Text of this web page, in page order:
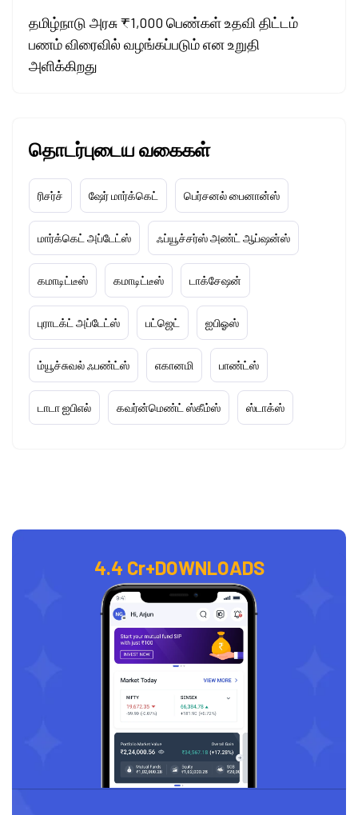
தமிழ்நாடு அரசு ₹1,000 பெண்கள் உதவி திட்டம்
பணம் விரைவில் வழங்கப்படும் என உறுதி
அளிக்கிறது
தொடர்புடைய வகைகள்
ரிசர்ச் ஷேர் மார்க்கெட் பெர்சனல் பைனான்ஸ்
மார்க்கெட் அப்டேட்ஸ் ஃப்யூச்சர்ஸ் அண்ட் ஆப்ஷன்ஸ்
கமாடிட்டீஸ் கமாடிட்டீஸ் டாக்சேஷன்
புராடக்ட் அப்டேட்ஸ் பட்ஜெட் ஐபிஓஸ்
ம்யூச்சுவல் ஃபண்ட்ஸ் எகானமி பாண்ட்ஸ்
டாடா ஐபிஎல் கவர்ன்மெண்ட் ஸ்கீம்ஸ் ஸ்டாக்ஸ்
4.4 Cr+DOWNLOADS